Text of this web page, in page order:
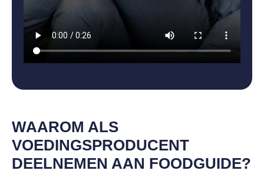
WAAROM ALS
VOEDINGSPRODUCENT
DEELNEMEN AAN FOODGUIDE?